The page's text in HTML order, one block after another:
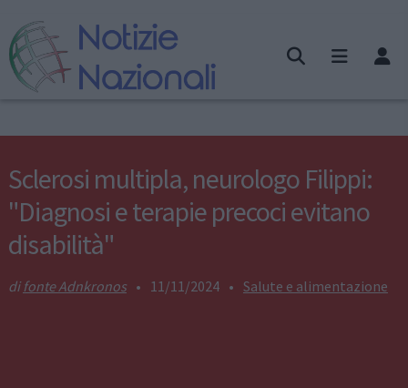
Sclerosi multipla, neurologo Filippi:
"Diagnosi e terapie precoci evitano
disabilità"
fonte Adnkronos • 11/11/2024 • Salute e alimentazione